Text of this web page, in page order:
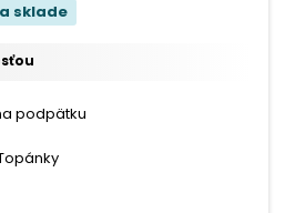
sklade
podpätku